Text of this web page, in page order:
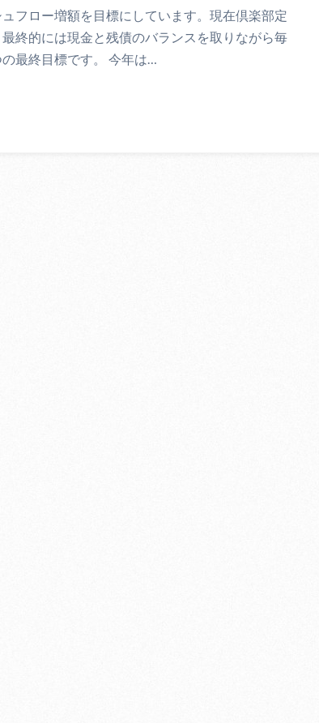
フロー増額を目標にしています。現在倶楽部定
終的には現金と残債のバランスを取りながら毎
最終目標です。 今年は…